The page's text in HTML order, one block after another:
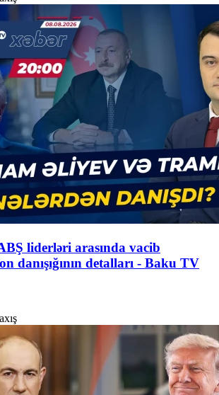
liderləri arasında vacib
danışığının detalları - Baku TV